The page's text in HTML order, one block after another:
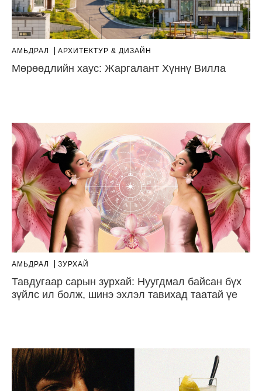
АМЬДРАЛ AРХИТЕКТУР & ДИЗАЙН
Мөрөөдлийн хаус: Жаргалант Хүннү Вилла
АМЬДРАЛ ЗУРХАЙ
Тавдугаар сарын зурхай: Нуугдмал байсан бүх
зүйлс ил болж, шинэ эхлэл тавихад таатай үе